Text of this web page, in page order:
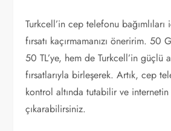
Turkcell’in cep telefonu
fırsatı kaçırmamanızı öneririm. 50
50 TL’ye, hem de Turkcell’in güçlü
fırsatlarıyla birleşerek. Artık, cep
kontrol altında tutabilir ve internetin
çıkarabilirsiniz.